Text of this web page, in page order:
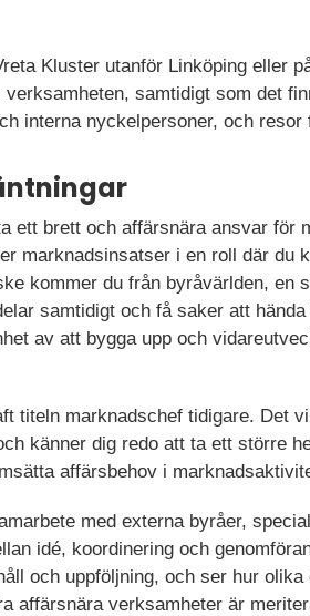
Kluster utanför Linköping eller
verksamheten, samtidigt som det
interna nyckelpersoner, och
ett brett och affärsnära ansvar för
marknadsinsatser i en roll där du
kommer du från byråvärlden, en
samtidigt och få saker att
av att bygga upp och
titeln marknadschef tidigare. Det
känner dig redo att ta ett större
affärsbehov i
med externa byråer,
idé, koordinering och
och uppföljning, och ser hur
affärsnära verksamheter är